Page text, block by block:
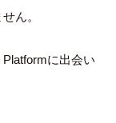
ん。
に出会い